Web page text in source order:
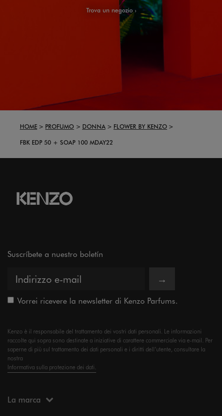
Trova un negozio
HOME PROFUMO DONNA
FLOWER BY KENZO
FBK EDP 50 + SOAP 100 MDAY22
Suscríbete a nuestro boletín
→
Vorrei ricevere la newsletter di Kenzo Parfums.
Kenzo è il responsabile del trattamento dei vostri dati personali. Le informazioni
raccolte qui sopra sono destinate a iniziative di carattere commerciale via e-mail. Per
saperne di più sul trattamento dei dati personali e i diritti dell’utente, consultare la
nostra
Informativa sulla protezione dei dati.
La marca